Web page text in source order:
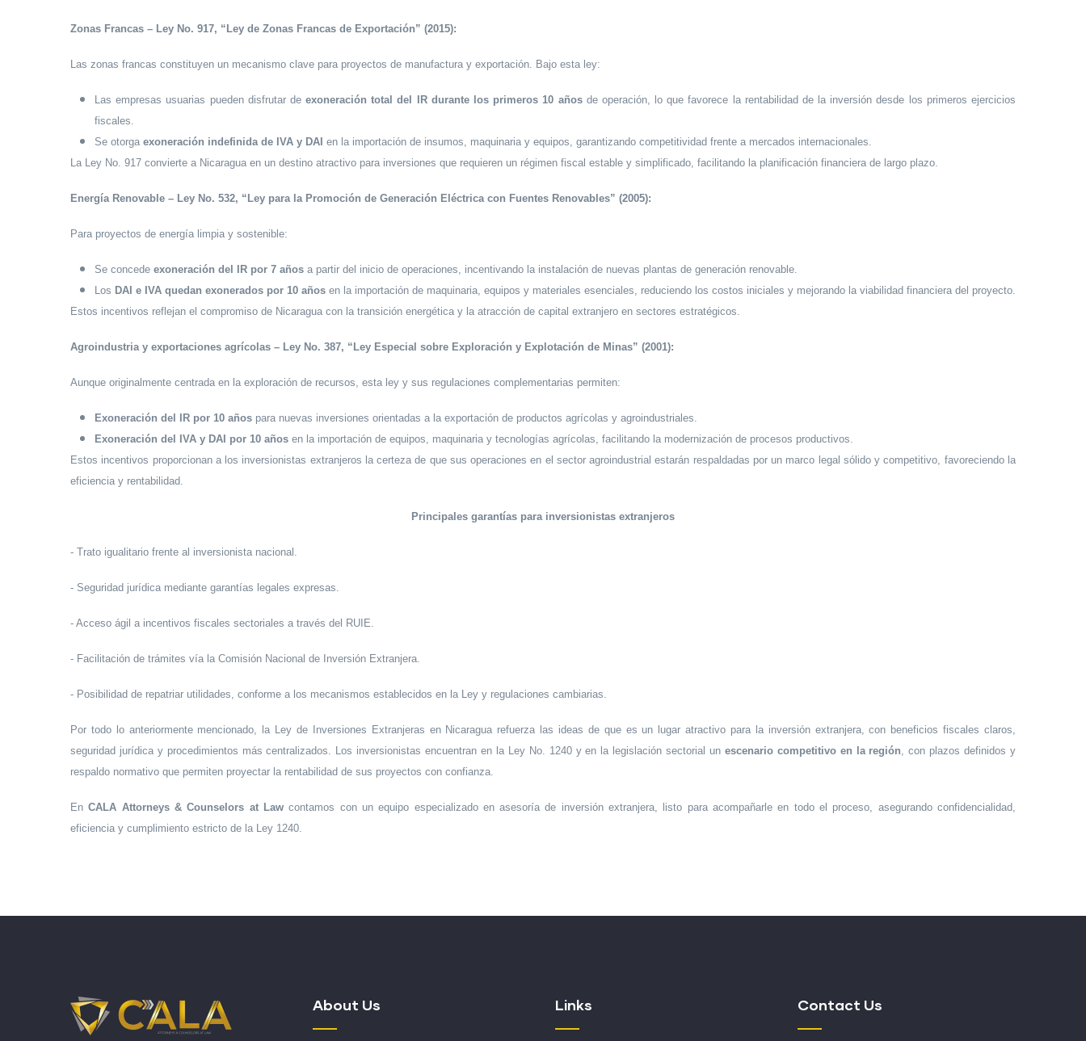
Zonas Francas – Ley No. 917, “Ley de Zonas Francas de Exportación” (2015):
Las zonas francas constituyen un mecanismo clave para proyectos de manufactura y exportación. Bajo esta ley:
Las empresas usuarias pueden disfrutar deexoneración total del IR durante los primeros 10 añosde operación, lo que favorece la rentabilidad de la inversión desde los primeros ejercicios
fiscales.
Se otorga exoneración indefinida de IVA y DAI en la importación de insumos, maquinaria y equipos, garantizando competitividad frente a mercados internacionales.
La Ley No. 917 convierte a Nicaragua en un destino atractivo para inversiones que requieren un régimen fiscal estable y simplificado, facilitando la planificación financiera de largo plazo.
Energía Renovable – Ley No. 532, “Ley para la Promoción de Generación Eléctrica con Fuentes Renovables” (2005):
Para proyectos de energía limpia y sostenible:
Se concede exoneración del IR por 7 años a partir del inicio de operaciones, incentivando la instalación de nuevas plantas de generación renovable.
Los DAI e IVA quedan exonerados por 10 años en la importación de maquinaria, equipos y materiales esenciales, reduciendo los costos iniciales y mejorando la viabilidad financiera del proyecto.
Estos incentivos reflejan el compromiso de Nicaragua con la transición energética y la atracción de capital extranjero en sectores estratégicos.
Agroindustria y exportaciones agrícolas – Ley No. 387, “Ley Especial sobre Exploración y Explotación de Minas” (2001):
Aunque originalmente centrada en la exploración de recursos, esta ley y sus regulaciones complementarias permiten:
Exoneración del IR por 10 años para nuevas inversiones orientadas a la exportación de productos agrícolas y agroindustriales.
Exoneración del IVA y DAI por 10 años en la importación de equipos, maquinaria y tecnologías agrícolas, facilitando la modernización de procesos productivos.
Estos incentivos proporcionan a los inversionistas extranjeros la certeza de que sus operaciones en el sector agroindustrial estarán respaldadas por un marco legal sólido y competitivo, favoreciendo la
eficiencia y rentabilidad.
Principales garantías para inversionistas extranjeros
- Trato igualitario frente al inversionista nacional.
- Seguridad jurídica mediante garantías legales expresas.
- Acceso ágil a incentivos fiscales sectoriales a través del RUIE.
- Facilitación de trámites vía la Comisión Nacional de Inversión Extranjera.
- Posibilidad de repatriar utilidades, conforme a los mecanismos establecidos en la Ley y regulaciones cambiarias.
Por todo lo anteriormente mencionado, la Ley de Inversiones Extranjeras en Nicaragua refuerza las ideas de que es un lugar atractivo para la inversión extranjera, con beneficios fiscales claros,
seguridad jurídica y procedimientos más centralizados. Los inversionistas encuentran en la Ley No. 1240 y en la legislación sectorial un escenario competitivo en la región, con plazos definidos y
respaldo normativo que permiten proyectar la rentabilidad de sus proyectos con confianza.
EnCALA Attorneys & Counselors at Lawcontamos con un equipo especializado en asesoría de inversión extranjera, listo para acompañarle en todo el proceso, asegurando confidencialidad,
eficiencia y cumplimiento estricto de la Ley 1240.
About Us Links Contact Us